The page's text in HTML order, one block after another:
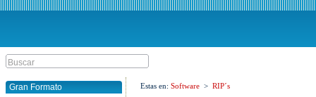
Gran Formato
Estas en: Software > RIP´s